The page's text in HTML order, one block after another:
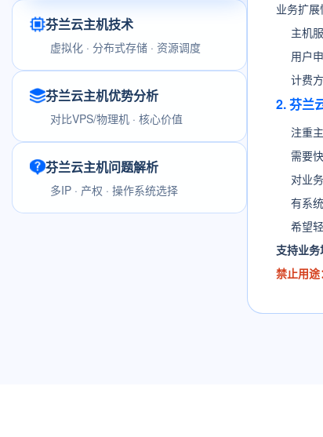
芬兰云主机技术
虚拟化 · 分布式存储 · 资源调度
芬兰云主机优势分析
对比VPS/物理机 · 核心价值
芬兰云主机问题解析
多IP · 产权 · 操作系统选择
业务扩
主机
用户
计费
2. 芬兰
注重
需要
对业
有系
希望
支持业务
禁止用途：